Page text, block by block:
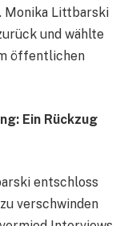
Monika Littbarski
und wählte
öffentlichen
Ein Rückzug
entschloss
verschwinden